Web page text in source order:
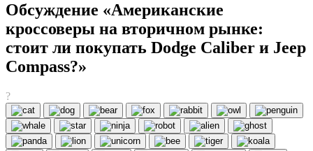
Обсуждение «Американские
кроссоверы на вторичном рынке:
стоит ли покупать Dodge Caliber и Jeep
Compass?»
?